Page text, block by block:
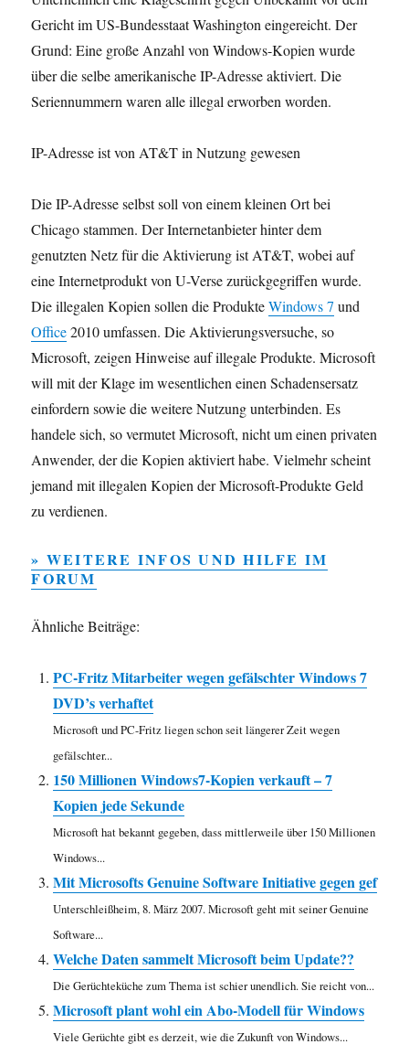
Gericht im US-Bundesstaat Washington eingereicht. Der
Grund: Eine große Anzahl von Windows-Kopien wurde
über die selbe amerikanische IP-Adresse aktiviert. Die
Seriennummern waren alle illegal erworben worden.
IP-Adresse ist von AT&T in Nutzung gewesen
Die IP-Adresse selbst soll von einem kleinen Ort bei
Chicago stammen. Der Internetanbieter hinter dem
genutzten Netz für die Aktivierung ist AT&T, wobei auf
eine Internetprodukt von U-Verse zurückgegriffen wurde.
Die illegalen Kopien sollen die ProdukteWindows 7 und
Office2010 umfassen. Die Aktivierungsversuche, so
Microsoft, zeigen Hinweise auf illegale Produkte. Microsoft
will mit der Klage im wesentlichen einen Schadensersatz
einfordern sowie die weitere Nutzung unterbinden. Es
handele sich, so vermutet Microsoft, nicht um einen privaten
Anwender, der die Kopien aktiviert habe. Vielmehr scheint
jemand mit illegalen Kopien der Microsoft-Produkte Geld
zu verdienen.
» WEITERE INFOS UND HILFE IM
FORUM
Ähnliche Beiträge:
PC-Fritz Mitarbeiter wegen gefälschter Windows 7
DVD’s verhaftet
Microsoft und PC-Fritz liegen schon seit längerer Zeit wegen
gefälschter...
150 Millionen Windows7-Kopien verkauft – 7
Kopien jede Sekunde
Microsoft hat bekannt gegeben, dass mittlerweile über 150 Millionen
Windows...
Mit Microsofts Genuine Software Initiative gegen gef
Unterschleißheim, 8. März 2007. Microsoft geht mit seiner Genuine
Software...
Welche Daten sammelt Microsoft beim Update??
Die Gerüchteküche zum Thema ist schier unendlich. Sie reicht von...
Microsoft plant wohl ein Abo-Modell für Windows
Viele Gerüchte gibt es derzeit, wie die Zukunft von Windows...